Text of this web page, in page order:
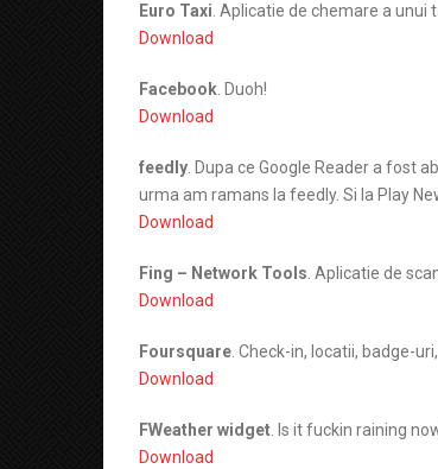
Euro Taxi . Aplicatie de chemare a unui
Download
Facebook . Duoh!
Download
feedly . Dupa ce Google Reader a fost
urma am ramans la feedly. Si la Play
Download
Fing – Network Tools . Aplicatie de
Download
Foursquare . Check-in, locatii, badge-
Download
FWeather widget . Is it fuckin raining
Download